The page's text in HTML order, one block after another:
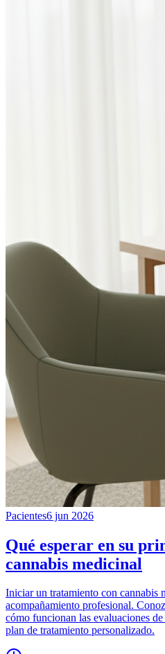
Pacientes6 jun 2026
Qué esperar en su
cannabis medicinal
Iniciar un tratamiento con cannabis
acompañamiento profesional.
cómo funcionan las evaluaciones
plan de tratamiento personalizado.